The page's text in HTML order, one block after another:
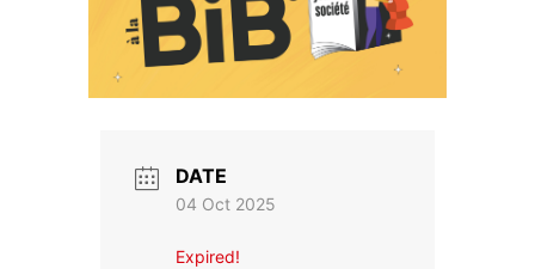
DATE
04 Oct 2025
Expired!